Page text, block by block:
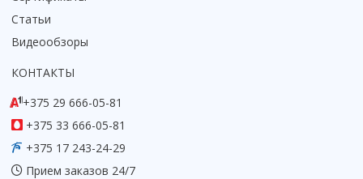
Статьи
Видеообзоры
КОНТАКТЫ
+375 29 666-05-81
+375 33 666-05-81
+375 17 243-24-29
Прием заказов 24/7